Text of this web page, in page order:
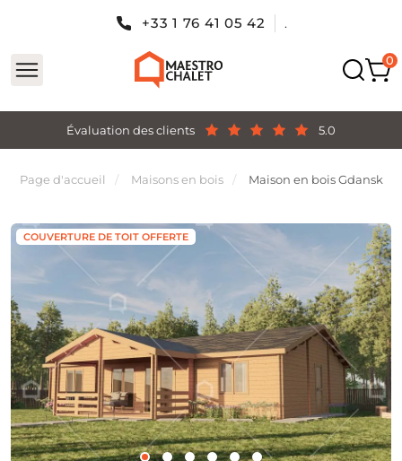
Évaluation des clients 5.0
+33 1 76 41 05 42 .
Page d'accueil Maisons en bois Maison en bois Gdansk
COUVERTURE DE TOIT OFFERTE